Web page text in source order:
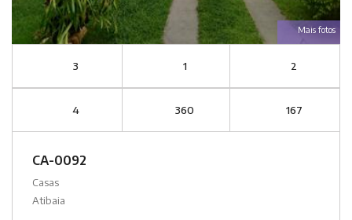
Mais fotos
3 1 2
4 360 167
CA-0092
Casas
Atibaia